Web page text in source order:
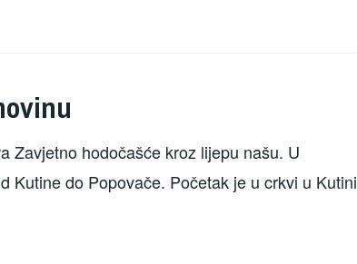
Zavjetno hodočašće kroz lijepu našu. U
Kutine do Popovače. Početak je u crkvi u Kutini